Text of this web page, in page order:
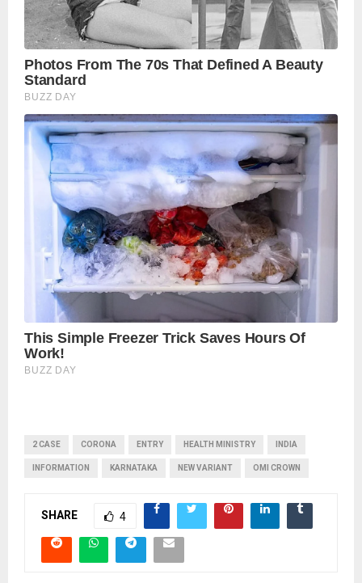
2 CASE CORONA ENTRY HEALTH MINISTRY INDIA
INFORMATION KARNATAKA NEW VARIANT OMI CROWN
SHARE 4